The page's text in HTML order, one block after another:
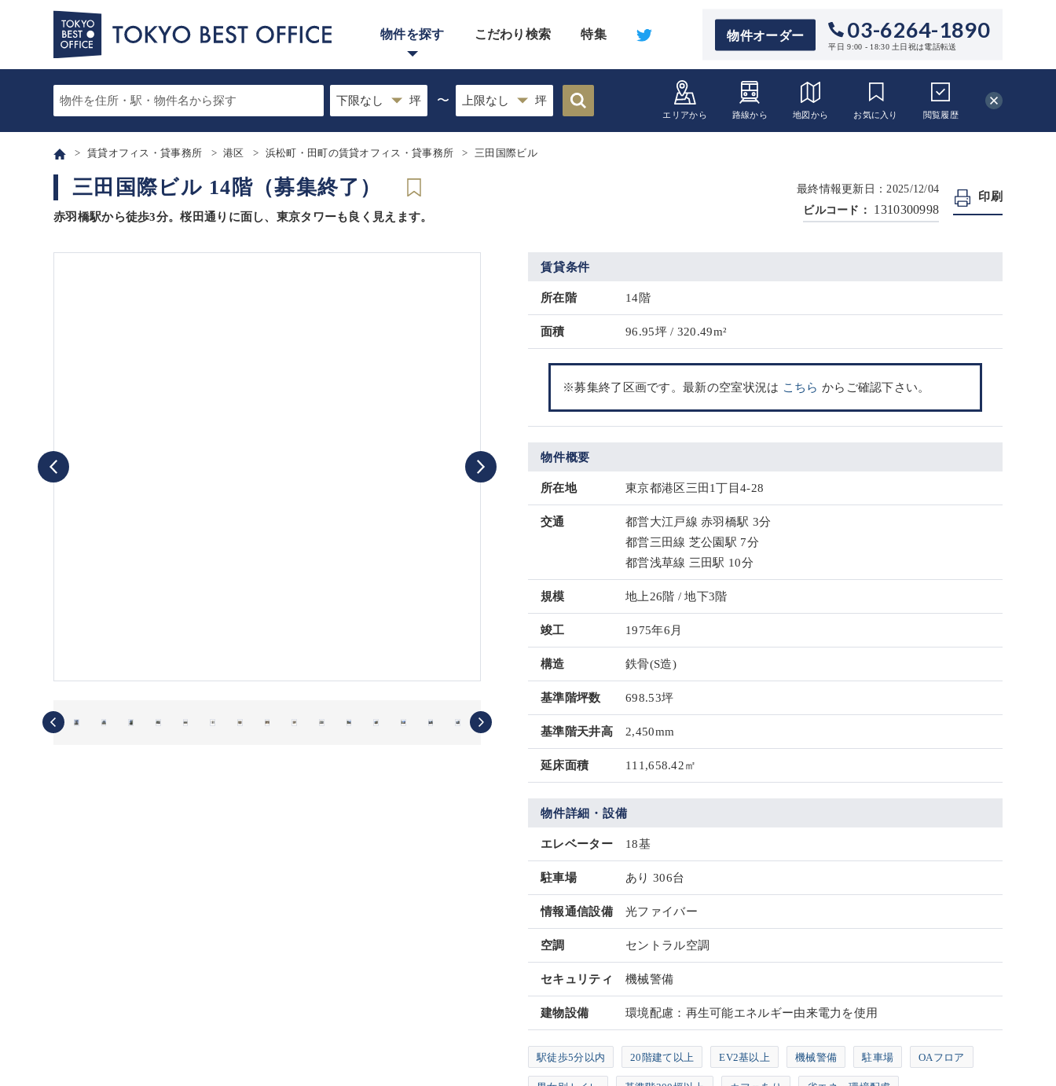
物件オーダー 03-6264-1890
平日 9:00 - 18:30 土日祝は電話転送
物件を探す こだわり検索 特集
エリアから 路線から 地図から お気に入り 閲覧履歴
〜
賃貸オフィス・貸事務所 港区 浜松町・田町の賃貸オフィス・貸事務所 三田国際ビル
三田国際ビル 14階（募集終了）
赤羽橋駅から徒歩3分。桜田通りに面し、東京タワーも良く見えます。
最終情報更新日：2025/12/04
ビルコード：
1310300998
印刷
賃貸条件
所在階 14階
面積 96.95坪 / 320.49m²
※募集終了区画です。最新の空室状況は こちら からご確認下さい。
物件概要
所在地 東京都港区三田1丁目4-28
交通
都営大江戸線 赤羽橋駅 3分
都営三田線 芝公園駅 7分
都営浅草線 三田駅 10分
規模 地上26階 / 地下3階
竣工 1975年6月
構造 鉄骨(S造)
基準階坪数 698.53坪
基準階天井高 2,450mm
延床面積 111,658.42㎡
物件詳細・設備
エレベーター 18基
駐車場 あり 306台
情報通信設備 光ファイバー
空調 セントラル空調
セキュリティ 機械警備
建物設備 環境配慮：再生可能エネルギー由来電力を使用
駅徒歩5分以内 20階建て以上 EV2基以上 機械警備 駐車場 OAフロア